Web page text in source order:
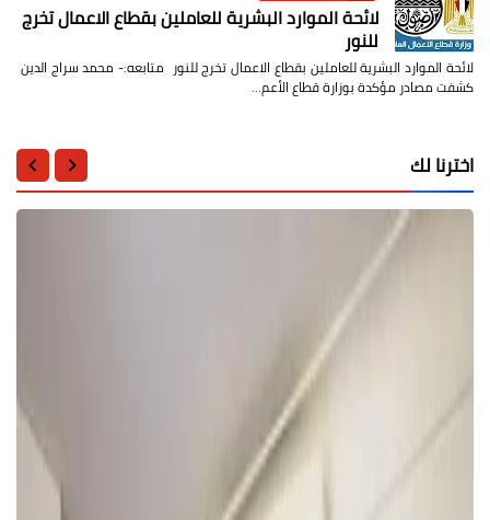
لائحة الموارد البشرية للعاملين بقطاع الاعمال تخرج
للنور
لائحة الموارد البشرية للعاملين بقطاع الاعمال تخرج للنور متابعه:- محمد سراج الدين
كشفت مصادر مؤكدة بوزارة قطاع الأعم…
اخترنا لك